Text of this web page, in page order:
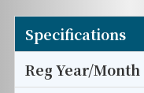
Specifications
Reg Year/Month